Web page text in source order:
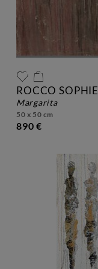
ROCCO SOPHIE
margarita
50 x 50 cm
890 €